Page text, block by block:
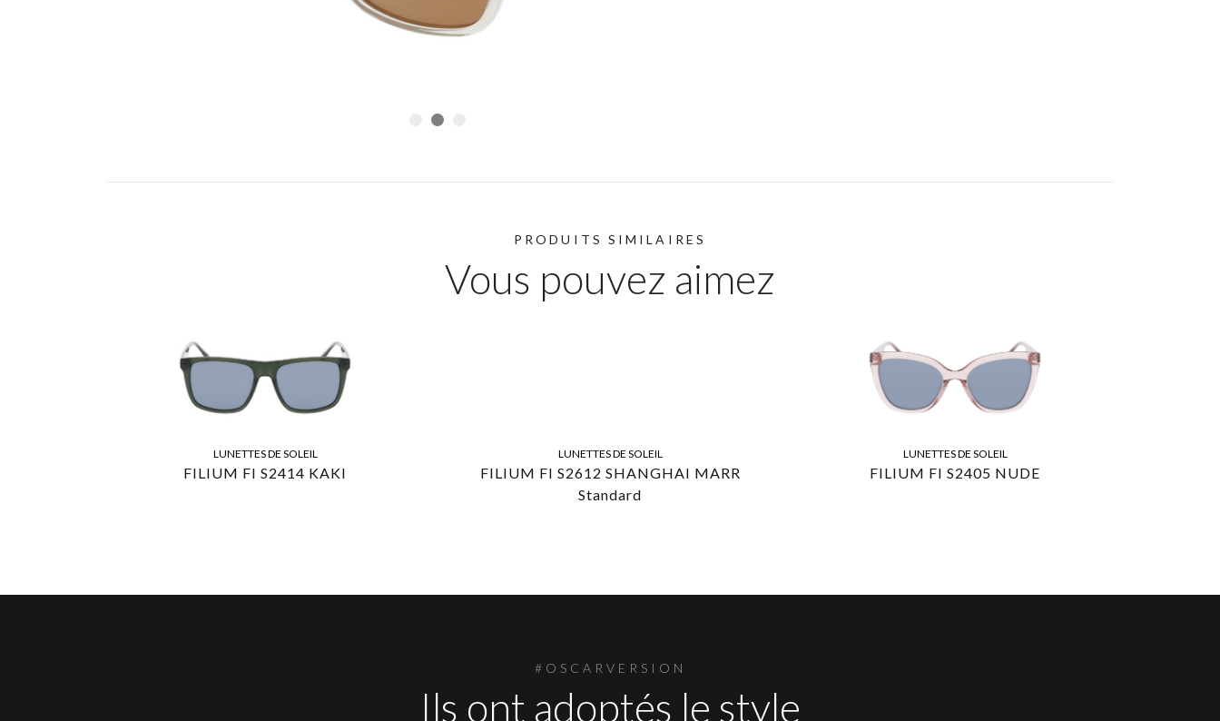
PRODUITS SIMILAIRES
Vous pouvez aimez
LUNETTES DE SOLEIL
FILIUM FI S2414 KAKI
LUNETTES DE SOLEIL
FILIUM FI S2612 SHANGHAI MARR
Standard
LUNETTES DE SOLEIL
FILIUM FI S2405 NUDE
#OSCARVERSION
Ils ont adoptés le style